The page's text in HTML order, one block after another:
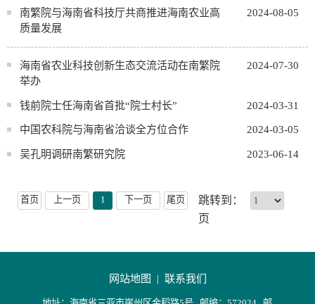
南繁院与海南省科技厅共商推进海南农业高
质量发展
2024-08-05
海南省农业科技创新生态交流活动在南繁院
举办
2024-07-30
钱前院士任海南省首批“院士村长” 2024-03-31
中国农科院与海南省洽谈全方位合作 2024-03-05
吴孔明调研南繁研究院 2023-06-14
首页 上一页 1 下一页 尾页
跳转到：
页
网站地图 | 联系我们